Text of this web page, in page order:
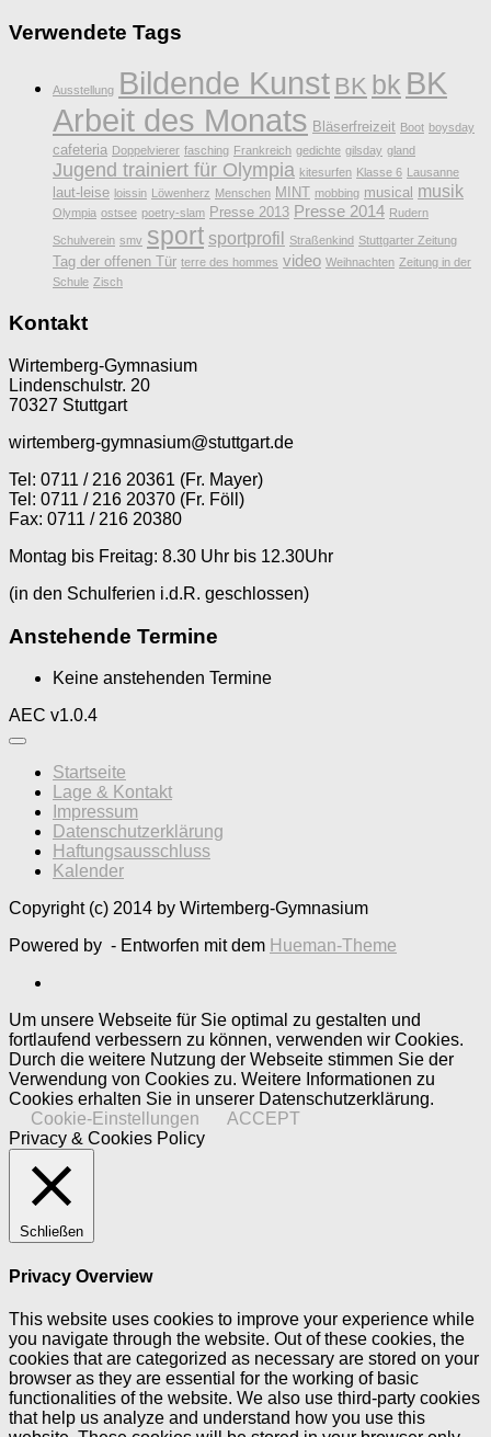
Verwendete Tags
Ausstellung Bildende Kunst BK bk BK
Arbeit des Monats Bläserfreizeit Boot boysday
cafeteria Doppelvierer fasching Frankreich gedichte gilsday gland
Jugend trainiert für Olympia kitesurfen Klasse 6 Lausanne
laut-leise loissin Löwenherz Menschen MINT mobbing musical musik
Olympia ostsee poetry-slam Presse 2013 Presse 2014 Rudern
Schulverein smv sport sportprofil Straßenkind Stuttgarter Zeitung
Tag der offenen Tür terre des hommes video Weihnachten Zeitung in der
Schule Zisch
Kontakt
Wirtemberg-Gymnasium
Lindenschulstr. 20
70327 Stuttgart
wirtemberg-gymnasium@stuttgart.de
Tel: 0711 / 216 20361 (Fr. Mayer)
Tel: 0711 / 216 20370 (Fr. Föll)
Fax: 0711 / 216 20380
Montag bis Freitag: 8.30 Uhr bis 12.30Uhr
(in den Schulferien i.d.R. geschlossen)
Anstehende Termine
Keine anstehenden Termine
AEC v1.0.4
Startseite
Lage & Kontakt
Impressum
Datenschutzerklärung
Haftungsausschluss
Kalender
Copyright (c) 2014 by Wirtemberg-Gymnasium
Powered by - Entworfen mit dem Hueman-Theme
Um unsere Webseite für Sie optimal zu gestalten und
fortlaufend verbessern zu können, verwenden wir Cookies.
Durch die weitere Nutzung der Webseite stimmen Sie der
Verwendung von Cookies zu. Weitere Informationen zu
Cookies erhalten Sie in unserer Datenschutzerklärung.
Cookie-Einstellungen
ACCEPT
Privacy & Cookies Policy
Schließen
Privacy Overview
This website uses cookies to improve your experience while
you navigate through the website. Out of these cookies, the
cookies that are categorized as necessary are stored on your
browser as they are essential for the working of basic
functionalities of the website. We also use third-party cookies
that help us analyze and understand how you use this